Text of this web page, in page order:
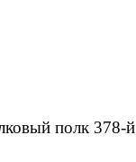
полк 378-